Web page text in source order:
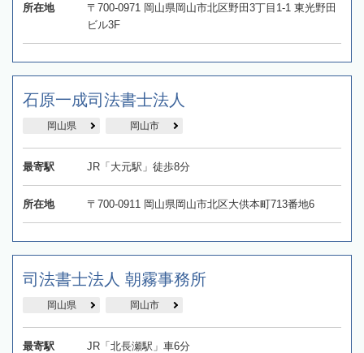
所在地
〒700-0971 岡山県岡山市北区野田3丁目1-1 東光野田
ビル3F
石原一成司法書士法人
岡山県 岡山市
最寄駅 JR「大元駅」徒歩8分
所在地 〒700-0911 岡山県岡山市北区大供本町713番地6
司法書士法人 朝霧事務所
岡山県 岡山市
最寄駅 JR「北長瀬駅」車6分